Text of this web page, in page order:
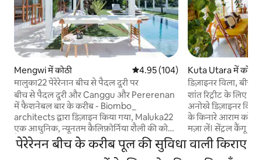
Mengwi में कोठी औसत रेटिंग 5 में से 4.95, 104 समीक्षाएँ
4.95 (104)
मालुका22 पेरेरेनान बीच से पैदल दूरी पर
बीच से पैदल दूरी और Canggu और Pererenan
में फैशनेबल बार के करीब - Biombo_
architects द्वारा डिज़ाइन किया गया, Maluka22
एक आधुनिक, न्यूनतम कैलिफ़ोर्निया शैली की कोठी
है जो आपको पूलसाइड मालिश में शामिल होने के
लिए आमंत्रित करती है और शाम को एक सुखदायक
Kuta Utara में कोठी
डिज़ाइनर विला, बीच
शांत रिट्रीट के लिए
अनोखे डिज़ाइनर विला में ठहरें।
के किनारे आराम करें,
मज़ा लें। सेंट्रल कैंगू में
एयर-कंडिशंड बंद
वाई-फ़ाई और एक
पेरेरेनन बीच के करीब पूल की सुविधा वाली किराए